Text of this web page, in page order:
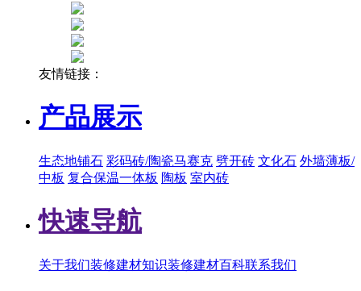
友情链接：
产品展示
生态地铺石 彩码砖/陶瓷马赛克 劈开砖 文化石 外墙薄板/
中板 复合保温一体板 陶板 室内砖
快速导航
关于我们装修建材知识装修建材百科联系我们